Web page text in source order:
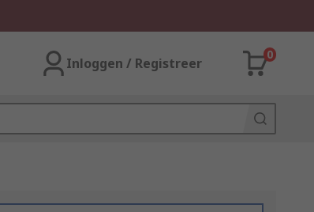
Inloggen / Registreer
0